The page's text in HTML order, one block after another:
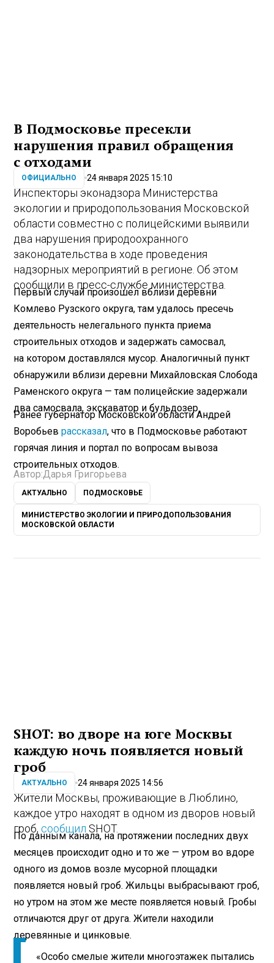
В Подмосковье пресекли
нарушения правил обращения
с отходами
ОФИЦИАЛЬНО 24 января 2025 15:10
Инспекторы эконадзора Министерства
экологии и природопользования Московской
области совместно с полицейскими выявили
два нарушения природоохранного
законодательства в ходе проведения
надзорных мероприятий в регионе. Об этом
сообщили в пресс-службе министерства.
Первый случай произошел вблизи деревни
Комлево Рузского округа, там удалось пресечь
деятельность нелегального пункта приема
строительных отходов и задержать самосвал,
на котором доставлялся мусор. Аналогичный пункт
обнаружили вблизи деревни Михайловская Слобода
Раменского округа — там полицейские задержали
два самосвала, экскаватор и бульдозер.
Ранее губернатор Московской области Андрей
Воробьеврассказал, что в Подмосковье работают
горячая линия и портал по вопросам вывоза
строительных отходов.
Автор:Дарья Григорьева
АКТУАЛЬНО ПОДМОСКОВЬЕ
МИНИСТЕРСТВО ЭКОЛОГИИ И ПРИРОДОПОЛЬЗОВАНИЯ
МОСКОВСКОЙ ОБЛАСТИ
SHOT: во дворе на юге Москвы
каждую ночь появляется новый
гроб
АКТУАЛЬНО 24 января 2025 14:56
Жители Москвы, проживающие в Люблино,
каждое утро находят в одном из дворов новый
гроб, сообщил SHOT.
По данным канала, на протяжении последних двух
месяцев происходит одно и то же — утром во вдоре
одного из домов возле мусорной площадки
появляется новый гроб. Жильцы выбрасывают гроб,
но утром на этом же месте появляется новый. Гробы
отличаются друг от друга. Жители находили
деревянные и цинковые.
«Особо смелые жители многоэтажек пытались